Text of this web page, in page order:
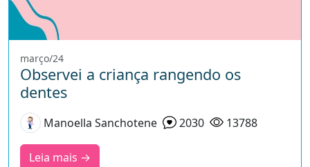
março/24
Observei a criança rangendo os
dentes
Manoella Sanchotene 2030 13788
Leia mais →